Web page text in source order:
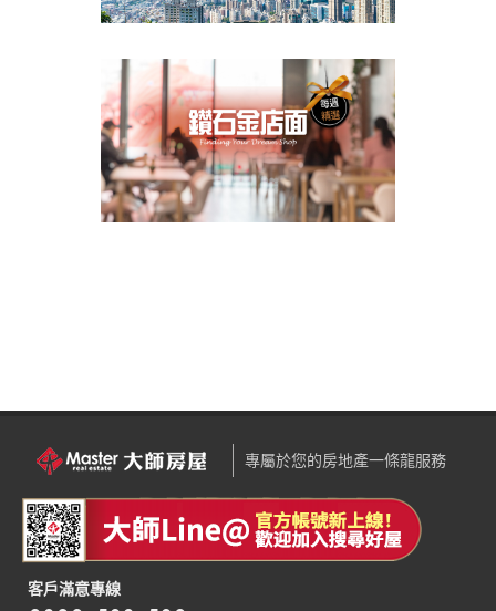
專屬於您的房地產一條龍服務
客戶滿意專線